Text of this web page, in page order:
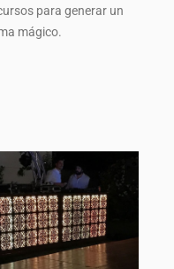
para generar un
mágico.